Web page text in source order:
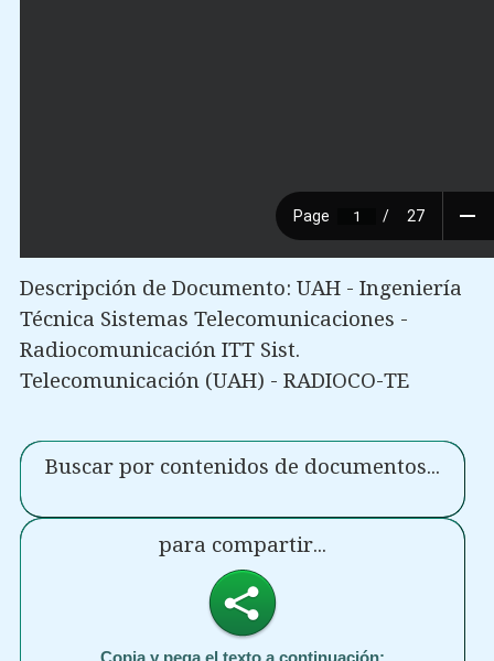
Descripción de Documento: UAH - Ingeniería
Técnica Sistemas Telecomunicaciones -
Radiocomunicación ITT Sist.
Telecomunicación (UAH) - RADIOCO-TE
Buscar por contenidos de documentos...
para compartir...